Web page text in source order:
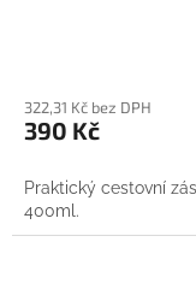
322,31 Kč bez DPH
390 Kč
Praktický cestovní
400ml.